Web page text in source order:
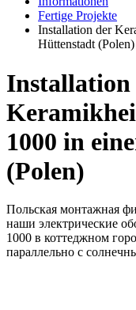
Fertige Projekte
Installation der
Hüttenstadt (Polen)
Installation
1000 in
(Polen)
Польская монтажная
наши электрические
1000 в коттеджном
параллельно с